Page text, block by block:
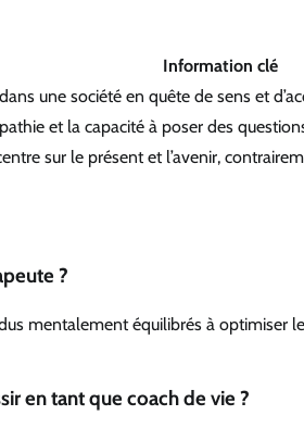
Information clé
une société en quête de sens et
et la capacité à poser des
sur le présent et l’avenir,
?
mentalement équilibrés à optimiser
en tant que coach de vie ?